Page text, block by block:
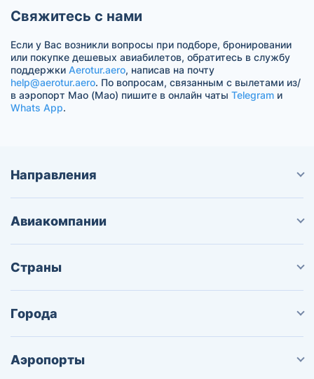
Свяжитесь с нами
Если у Вас возникли вопросы при подборе, бронировании
или покупке дешевых авиабилетов, обратитесь в службу
поддержки Aerotur.aero, написав на почту
help@aerotur.aero. По вопросам, связанным с вылетами из/
в аэропорт Мао (Мао) пишите в онлайн чаты Telegram и
Whats App.
Направления
Авиакомпании
Страны
Города
Аэропорты